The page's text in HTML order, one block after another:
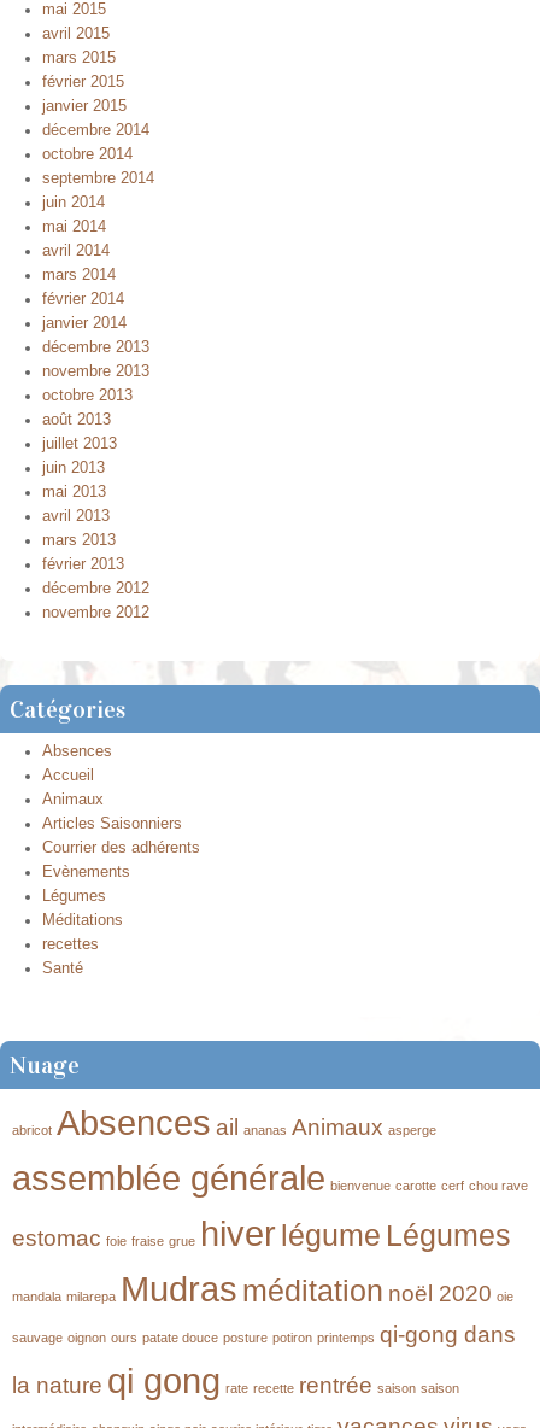
mai 2015
avril 2015
mars 2015
février 2015
janvier 2015
décembre 2014
octobre 2014
septembre 2014
juin 2014
mai 2014
avril 2014
mars 2014
février 2014
janvier 2014
décembre 2013
novembre 2013
octobre 2013
août 2013
juillet 2013
juin 2013
mai 2013
avril 2013
mars 2013
février 2013
décembre 2012
novembre 2012
Catégories
Absences
Accueil
Animaux
Articles Saisonniers
Courrier des adhérents
Evènements
Légumes
Méditations
recettes
Santé
Nuage
abricot Absences ail ananas Animaux asperge
assemblée générale bienvenue carotte cerf chou rave
estomac foie fraise grue hiver légume Légumes
mandala milarepa Mudras méditation noël 2020 oie
sauvage oignon ours patate douce posture potiron printemps qi-gong dans
la nature qi gong rate recette rentrée saison saison